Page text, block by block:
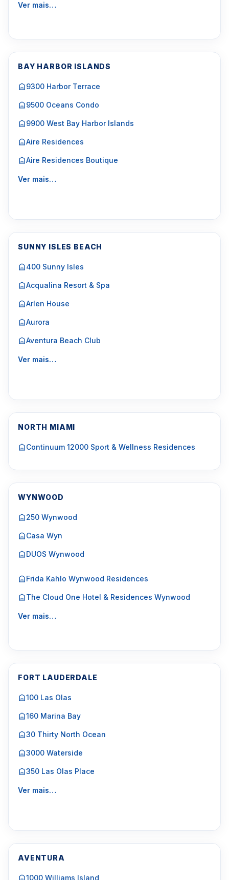
Ver mais…
BAY HARBOR ISLANDS
9300 Harbor Terrace
9500 Oceans Condo
9900 West Bay Harbor Islands
Aire Residences
Aire Residences Boutique
Ver mais…
SUNNY ISLES BEACH
400 Sunny Isles
Acqualina Resort & Spa
Arlen House
Aurora
Aventura Beach Club
Ver mais…
NORTH MIAMI
Continuum 12000 Sport & Wellness Residences
WYNWOOD
250 Wynwood
Casa Wyn
DUOS Wynwood
Frida Kahlo Wynwood Residences
The Cloud One Hotel & Residences Wynwood
Ver mais…
FORT LAUDERDALE
100 Las Olas
160 Marina Bay
30 Thirty North Ocean
3000 Waterside
350 Las Olas Place
Ver mais…
AVENTURA
1000 Williams Island